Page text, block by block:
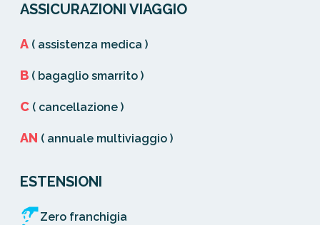
ASSICURAZIONI VIAGGIO
A ( assistenza medica )
B ( bagaglio smarrito )
C ( cancellazione )
AN ( annuale multiviaggio )
ESTENSIONI
Zero franchigia